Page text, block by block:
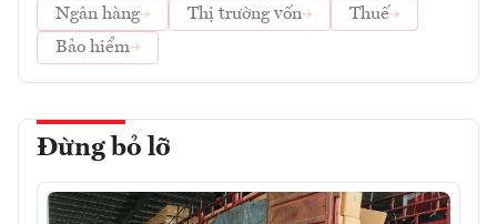
Ngân hàng
Thị trường vốn
Thuế
Bảo hiểm
Đừng bỏ lỡ